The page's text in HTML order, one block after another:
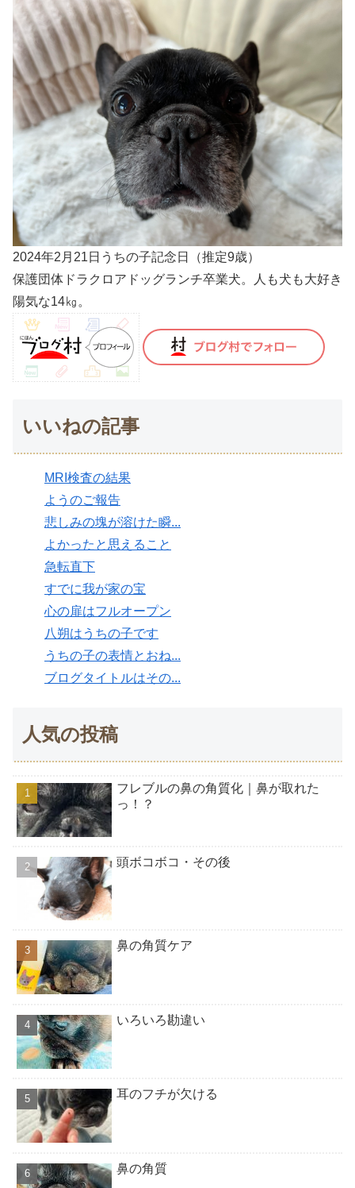
2024年2月21日うちの子記念日（推定9歳）
保護団体ドラクロアドッグランチ卒業犬。人も犬も大好き
陽気な14㎏。
いいねの記事
MRI検査の結果
ようのご報告
悲しみの塊が溶けた瞬...
よかったと思えること
急転直下
すでに我が家の宝
心の扉はフルオープン
八朔はうちの子です
うちの子の表情とおね...
ブログタイトルはその...
人気の投稿
フレブルの鼻の角質化｜鼻が取れた
っ！？
頭ボコボコ・その後
鼻の角質ケア
いろいろ勘違い
耳のフチが欠ける
鼻の角質